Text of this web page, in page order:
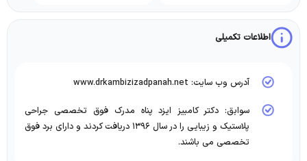
اطلاعات تکمیلی
آدرس وب سایت: www.drkambizizadpanah.net
سوابق: دکتر کامبیز ایزد پناه مدرک فوق تخصصی جراحی
پلاستیک و زیبایی را در سال ۱۳۹۶ دریافت کردند و دارای برد فوق
تخصصی می باشند.